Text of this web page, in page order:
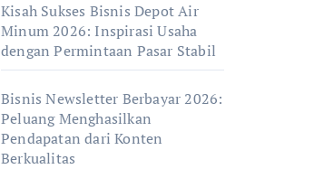
Kisah Sukses Bisnis Depot Air
Minum 2026: Inspirasi Usaha
dengan Permintaan Pasar Stabil
Bisnis Newsletter Berbayar 2026:
Peluang Menghasilkan
Pendapatan dari Konten
Berkualitas